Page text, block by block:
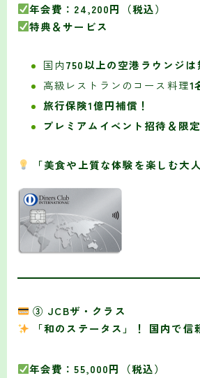
年会費：24,200円（税込）
特典＆サービス
国内750以上の空港ラウンジは
高級レストランのコース料理1
旅行保険1億円補償！
プレミアムイベント招待＆限
「美食や上質な体験を楽しむ大
③ JCBザ・クラス
「和のステータス」！ 国内で信
年会費：55,000円（税込）